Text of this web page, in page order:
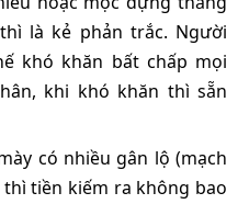
là kẻ phản trắc. Người
khó khăn bất chấp mọi
khi khó khăn thì sẵn
có nhiều gân lộ (mạch
tiền kiếm ra không bao